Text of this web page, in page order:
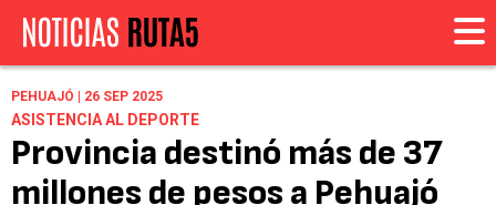
PEHUAJÓ | 26 SEP 2025
ASISTENCIA AL DEPORTE
Provincia destinó más de 37
millones de pesos a Pehuajó